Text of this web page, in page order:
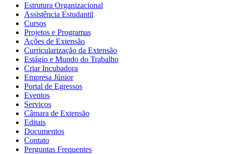
Estrutura Organizacional
Assistência Estudantil
Cursos
Projetos e Programas
Ações de Extensão
Curricularização da Extensão
Estágio e Mundo do Trabalho
Criar Incubadora
Empresa Júnior
Portal de Egressos
Eventos
Serviços
Câmara de Extensão
Editais
Documentos
Contato
Perguntas Frequentes